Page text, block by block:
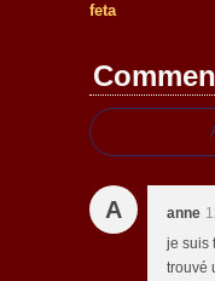
feta
A anne
je suis
trouvé